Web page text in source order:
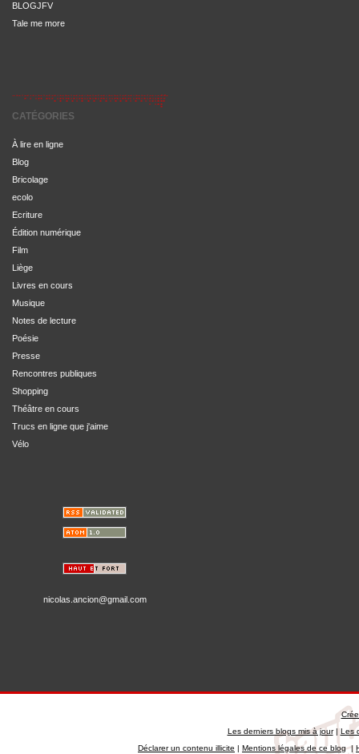
BLOGJFV
Tale me more
CATÉGORIES
À lire en ligne
Blog
Bricolage
ecolo
Ecriture
Édition numérique
Film
Liège
Livres en cours
Musique
Notes de lecture
Poésie
Presse
Rencontres publiques
Shopping
Théâtre en cours
Trucs en ligne que j'aime
Vélo
nicolas.ancion@gmail.com
Les derniers blogs mis à jour|Les
Déclarer un contenu illicite | Mentions légales de ce blog|